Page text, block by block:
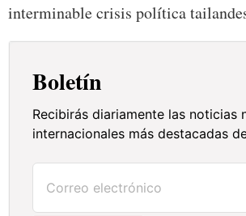
interminable crisis política
Boletín
Recibirás diariamente las noticias
internacionales más destacadas